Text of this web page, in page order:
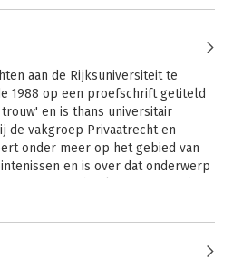
aan de Rijksuniversiteit te
1988 op een proefschrift getiteld
en is thans universitair
de vakgroep Privaatrecht en
onder meer op het gebied van
en is over dat onderwerp
Grietje de Jong